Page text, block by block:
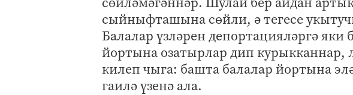
сыйныфташына сөйли, ә тегесе
Балалар үзләрен депортацияләргә
йортына озатырлар дип
килеп чыга: башта балалар йортына
гаилә үзенә ала.